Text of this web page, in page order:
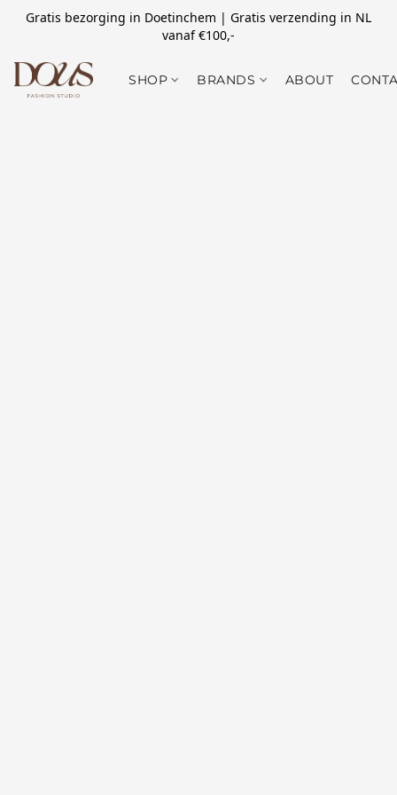
Gratis bezorging in Doetinchem | Gratis verzending in NL
vanaf €100,-
SHOP BRANDS ABOUT